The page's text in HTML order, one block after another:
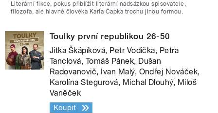
Literární fikce, pokus přiblížit literární nadsázkou spisovatele,
filozofa, ale hlavně člověka Karla Čapka trochu jinou formou.
Toulky první republikou 26-50
Jitka Škápíková, Petr Vodička, Petra
Tanclová, Tomáš Pánek, Dušan
Radovanovič, Ivan Malý, Ondřej Nováček,
Karolína Stegurová, Michal Dlouhý, Miloš
Vaněček
Koupit